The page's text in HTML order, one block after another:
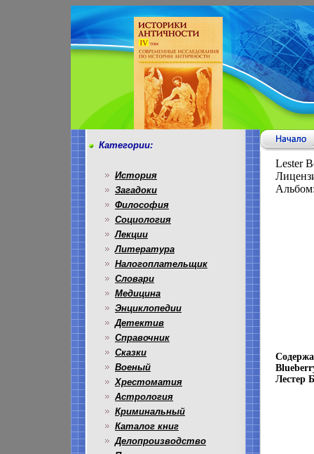
Категории:
История
Загадоки
Философия
Социология
Лекции
Литература
Налогоплательщик
Словари
Медицина
Энциклопедии
Детектив
Справочник
Сказки
Военый
Хрестоматия
Астрология
Криминальный
Каталог книг
Делопроизводство
Lester
Лестер